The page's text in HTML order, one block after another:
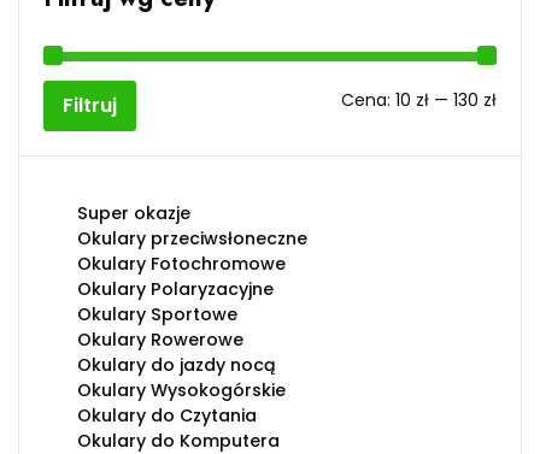
Cena
Cena
Filtruj Cena: 10 zł — 130 zł
Super okazje
Okulary przeciwsłoneczne
Okulary Fotochromowe
Okulary Polaryzacyjne
Okulary Sportowe
Okulary Rowerowe
Okulary do jazdy nocą
Okulary Wysokogórskie
Okulary do Czytania
Okulary do Komputera